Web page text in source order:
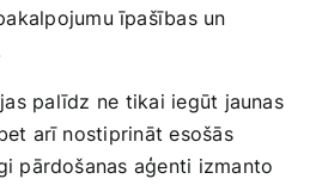
īpašības un
palīdz ne tikai iegūt jaunas
arī nostiprināt ‍esošās
pārdošanas aģenti izmanto